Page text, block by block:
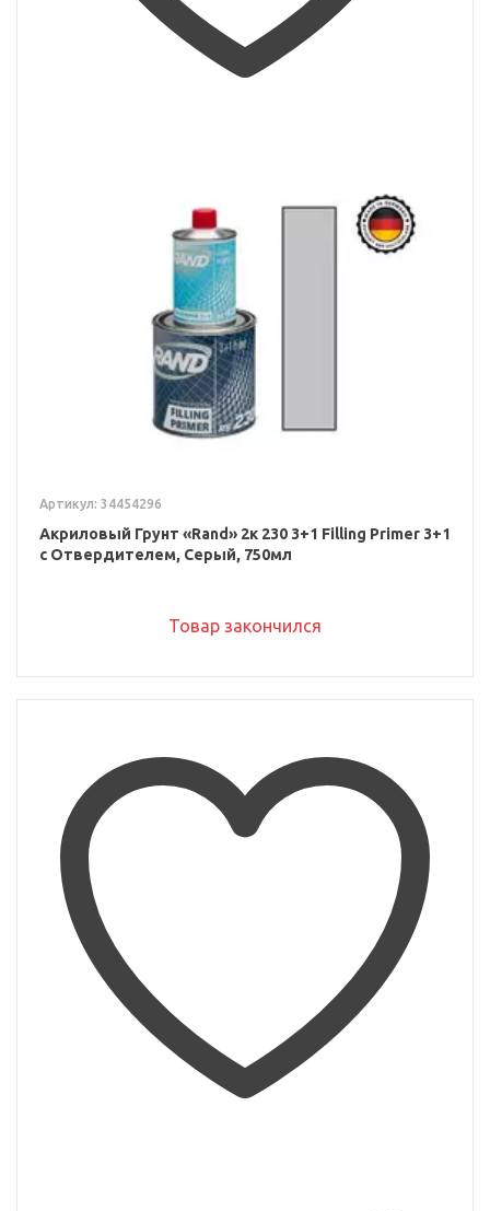
Артикул: 34454296
Акриловый Грунт «Rand» 2к 230 3+1 Filling Primer 3+1
с Отвердителем, Серый, 750мл
Товар закончился